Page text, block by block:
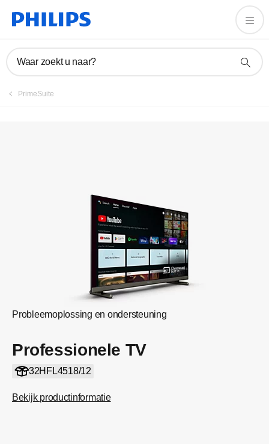
Waar zoekt u naar?
PrimeSuite
Probleemoplossing en ondersteuning
Professionele TV
32HFL4518/12
Bekijk productinformatie
Product registreren